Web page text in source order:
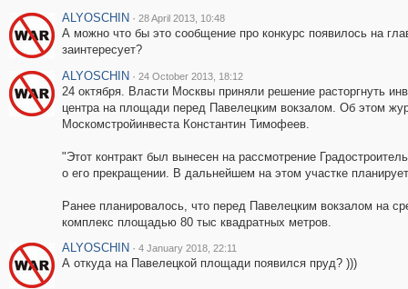
ALYOSCHIN · 28 April 2013, 10:48
А можно что бы это сообщение про конкурc появилось на
заинтересует?
ALYOSCHIN · 24 October 2013, 18:12
24 октября. Власти Москвы приняли решение расторгнуть
центра на площади перед Павелецким вокзалом. Об этом
Москомстройинвеста Константин Тимофеев.
"Этот контракт был вынесен на рассмотрение
о его прекращении. В дальнейшем на этом участке
Ранее планировалось, что перед Павелецким вокзалом на
комплекс площадью 80 тыс квадратных метров.
ALYOSCHIN · 4 January 2018, 22:11
А откуда на Павелецкой площади появился пруд? )))